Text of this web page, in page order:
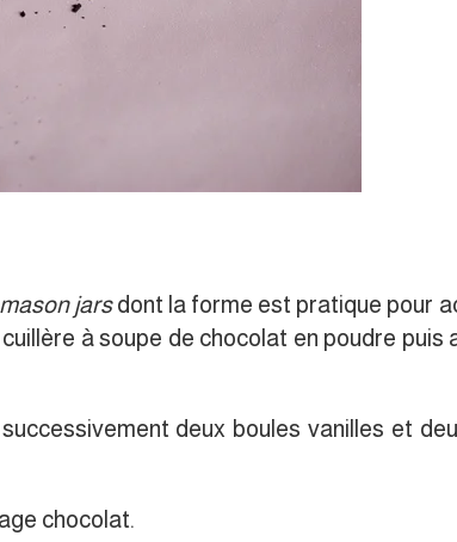
jarsdont la forme est pratique pour
à soupe de chocolat en poudre puis
deux boules vanilles et
chocolat.